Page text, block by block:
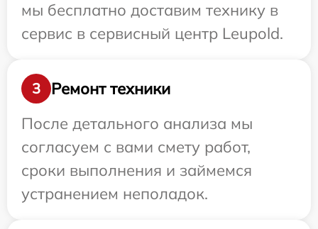
мы бесплатно доставим технику в
сервис в сервисный центр Leupold.
3
Ремонт техники
После детального анализа мы
согласуем с вами смету работ,
сроки выполнения и займемся
устранением неполадок.